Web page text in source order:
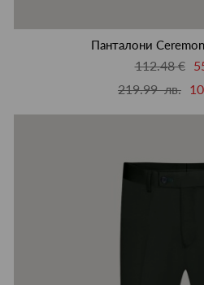
Панталони
112.48 €
219.99 лв.